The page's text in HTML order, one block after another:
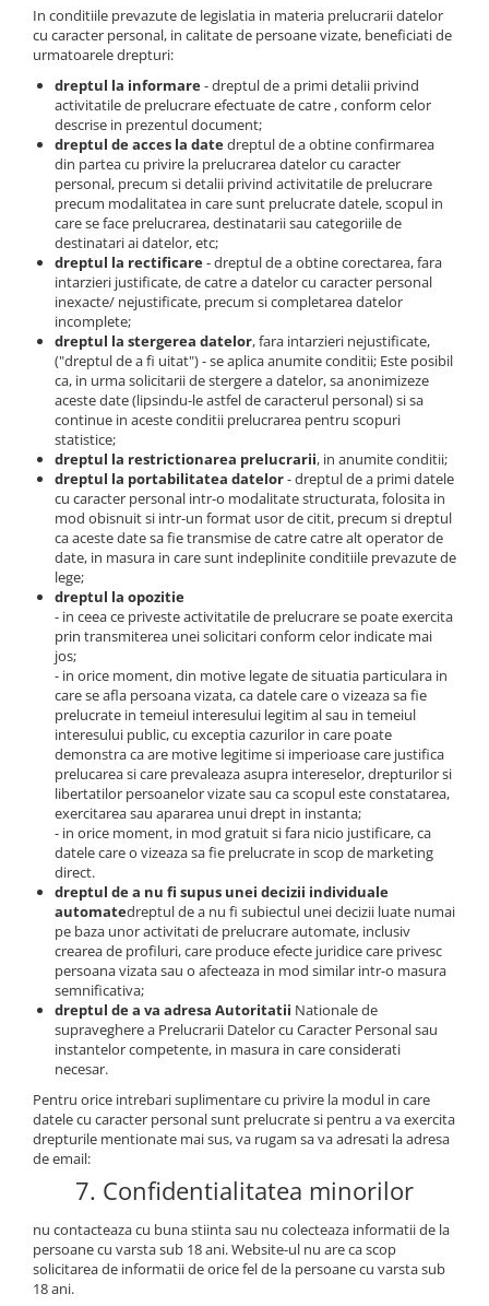
In conditiile prevazute de legislatia in materia prelucrarii datelor
cu caracter personal, in calitate de persoane vizate, beneficiati de
urmatoarele drepturi:
dreptul la informare- dreptul de a primi detalii privind
activitatile de prelucrare efectuate de catre , conform celor
descrise in prezentul document;
dreptul de acces la datedreptul de a obtine confirmarea
din partea cu privire la prelucrarea datelor cu caracter
personal, precum si detalii privind activitatile de prelucrare
precum modalitatea in care sunt prelucrate datele, scopul in
care se face prelucrarea, destinatarii sau categoriile de
destinatari ai datelor, etc;
dreptul la rectificare- dreptul de a obtine corectarea, fara
intarzieri justificate, de catre a datelor cu caracter personal
inexacte/ nejustificate, precum si completarea datelor
incomplete;
dreptul la stergerea datelor, fara intarzieri nejustificate,
("dreptul de a fi uitat") - se aplica anumite conditii; Este posibil
ca, in urma solicitarii de stergere a datelor, sa anonimizeze
aceste date (lipsindu-le astfel de caracterul personal) si sa
continue in aceste conditii prelucrarea pentru scopuri
statistice;
dreptul la restrictionarea prelucrarii, in anumite conditii;
dreptul la portabilitatea datelor- dreptul de a primi datele
cu caracter personal intr-o modalitate structurata, folosita in
mod obisnuit si intr-un format usor de citit, precum si dreptul
ca aceste date sa fie transmise de catre catre alt operator de
date, in masura in care sunt indeplinite conditiile prevazute de
lege;
dreptul la opozitie
- in ceea ce priveste activitatile de prelucrare se poate exercita
prin transmiterea unei solicitari conform celor indicate mai
jos;
- in orice moment, din motive legate de situatia particulara in
care se afla persoana vizata, ca datele care o vizeaza sa fie
prelucrate in temeiul interesului legitim al sau in temeiul
interesului public, cu exceptia cazurilor in care poate
demonstra ca are motive legitime si imperioase care justifica
prelucarea si care prevaleaza asupra intereselor, drepturilor si
libertatilor persoanelor vizate sau ca scopul este constatarea,
exercitarea sau apararea unui drept in instanta;
- in orice moment, in mod gratuit si fara nicio justificare, ca
datele care o vizeaza sa fie prelucrate in scop de marketing
direct.
dreptul de a nu fi supus unei decizii individuale
automatedreptul de a nu fi subiectul unei decizii luate numai
pe baza unor activitati de prelucrare automate, inclusiv
crearea de profiluri, care produce efecte juridice care privesc
persoana vizata sau o afecteaza in mod similar intr-o masura
semnificativa;
dreptul de a va adresa Autoritatii Nationale de
supraveghere a Prelucrarii Datelor cu Caracter Personal sau
instantelor competente, in masura in care considerati
necesar.
Pentru orice intrebari suplimentare cu privire la modul in care
datele cu caracter personal sunt prelucrate si pentru a va exercita
drepturile mentionate mai sus, va rugam sa va adresati la adresa
de email:
7. Confidentialitatea minorilor
nu contacteaza cu buna stiinta sau nu colecteaza informatii de la
persoane cu varsta sub 18 ani. Website-ul nu are ca scop
solicitarea de informatii de orice fel de la persoane cu varsta sub
18 ani.